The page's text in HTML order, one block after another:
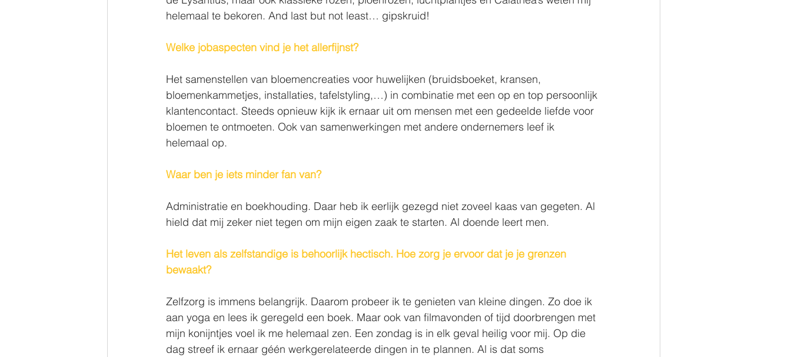
helemaal te bekoren. And last but not least… gipskruid!
Welke jobaspecten vind je het allerfijnst?
Het samenstellen van bloemencreaties voor huwelijken (bruidsboeket, kransen,
bloemenkammetjes, installaties, tafelstyling,…) in combinatie met een op en top persoonlijk
klantencontact. Steeds opnieuw kijk ik ernaar uit om mensen met een gedeelde liefde voor
bloemen te ontmoeten. Ook van samenwerkingen met andere ondernemers leef ik
helemaal op.
Waar ben je iets minder fan van?
Administratie en boekhouding. Daar heb ik eerlijk gezegd niet zoveel kaas van gegeten. Al
hield dat mij zeker niet tegen om mijn eigen zaak te starten. Al doende leert men.
Het leven als zelfstandige is behoorlijk hectisch. Hoe zorg je ervoor dat je je grenzen
bewaakt?
Zelfzorg is immens belangrijk. Daarom probeer ik te genieten van kleine dingen. Zo doe ik
aan yoga en lees ik geregeld een boek. Maar ook van filmavonden of tijd doorbrengen met
mijn konijntjes voel ik me helemaal zen. Een zondag is in elk geval heilig voor mij. Op die
dag streef ik ernaar géén werkgerelateerde dingen in te plannen. Al is dat soms